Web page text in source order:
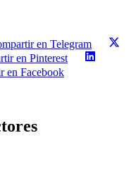
en Telegram
en Pinterest
en Facebook